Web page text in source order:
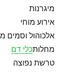
מיגרנות
אירוע מוחי
אלכוהול וסמים
מחלותכלי דם
טרשת נפוצה